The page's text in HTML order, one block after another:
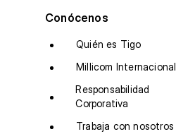
Conócenos
Quién es Tigo
Millicom Internacional
Responsabilidad
Corporativa
Trabaja con nosotros